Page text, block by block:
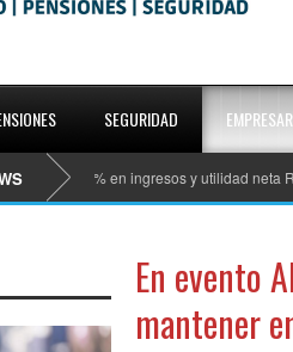
SEGURIDAD
15% en ingresos y utilidad neta
En evento
mantener